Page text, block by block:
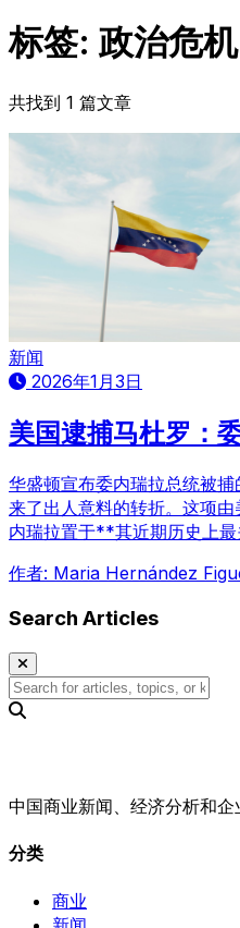
标签: 政治危机
共找到 1 篇文章
新闻
2026年1月3日
美国逮捕马杜罗：
华盛顿宣布委内瑞拉总统被
来了出人意料的转折。这项
内瑞拉置于**其近期历史上
影响，预示着该国未来走向
作者: Maria Hernández
Search Articles
中国商业新闻、经济分析和企
分类
商业